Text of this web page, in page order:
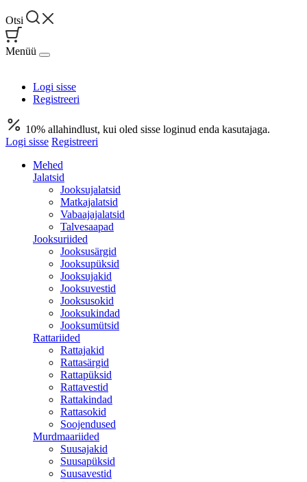
Otsi
Menüü
Logi sisse
Registreeri
10% allahindlust, kui oled sisse loginud enda kasutajaga.
Logi sisse Registreeri
Mehed
Jalatsid
Jooksujalatsid
Matkajalatsid
Vabaajajalatsid
Talvesaapad
Jooksuriided
Jooksusärgid
Jooksupüksid
Jooksujakid
Jooksuvestid
Jooksusokid
Jooksukindad
Jooksumütsid
Rattariided
Rattajakid
Rattasärgid
Rattapüksid
Rattavestid
Rattakindad
Rattasokid
Soojendused
Murdmaariided
Suusajakid
Suusapüksid
Suusavestid